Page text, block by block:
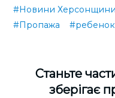
#Новини Херсонщини
#Пропажа
#ребенок
Cтаньте
зберігає